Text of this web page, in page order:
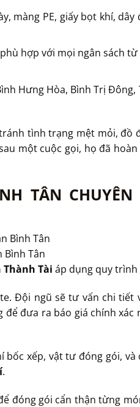
màng PE, giấy bọt khí, dây
hợp với mọi ngân sách
Hưng Hòa, Bình Trị Đông,
tình trạng mệt mỏi, đồ
một cuộc gọi, họ đã
TÂN CHUYÊN
Bình Tân
Thành Tài áp dụng quy trình
Đội ngũ sẽ tư vấn chi tiết
đưa ra báo giá chính xác
bốc xếp, vật tư đóng gói, và
.
đóng gói cẩn thận từng